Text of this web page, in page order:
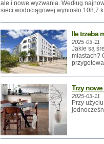
ale i nowe wyzwania. Według
sieci wodociągowej wyniosło 108,7
Ile trzeba
2025-03-11
Jakie są
miastach?
Trzy
2025-03-11
Przy